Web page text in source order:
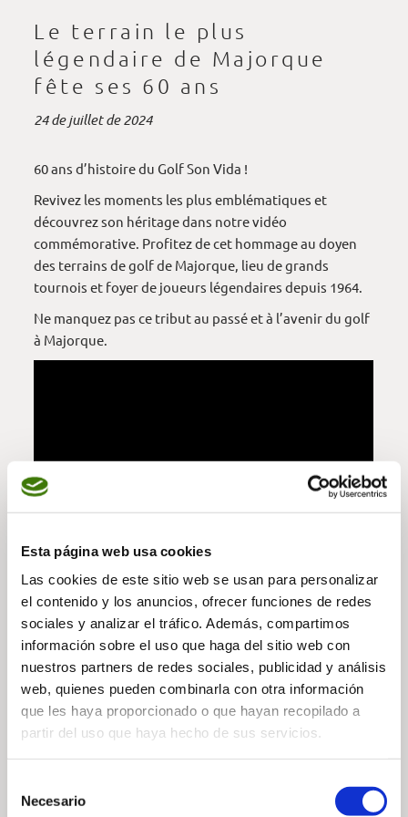
Esta página web usa cookies
Las cookies de este sitio web se usan para personalizar
el contenido y los anuncios, ofrecer funciones de redes
sociales y analizar el tráfico. Además, compartimos
información sobre el uso que haga del sitio web con
nuestros partners de redes sociales, publicidad y análisis
web, quienes pueden combinarla con otra información
que les haya proporcionado o que hayan recopilado a
partir del uso que haya hecho de sus servicios.
Necesario
Le terrain le plus
légendaire de Majorque
fête ses 60 ans
24 de juillet de 2024
60 ans d’histoire du Golf Son Vida !
Revivez les moments les plus emblématiques et
découvrez son héritage dans notre vidéo
commémorative. Profitez de cet hommage au doyen
des terrains de golf de Majorque, lieu de grands
tournois et foyer de joueurs légendaires depuis 1964.
Ne manquez pas ce tribut au passé et à l’avenir du golf
à Majorque.
— Partager